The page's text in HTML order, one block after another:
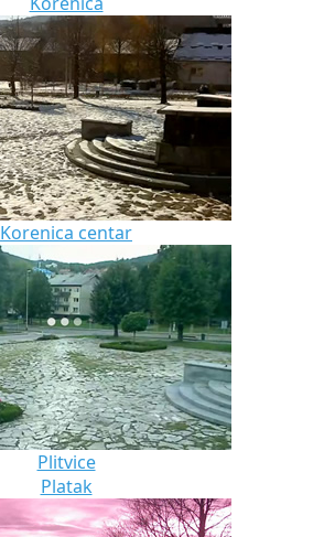
Korenica centar
Plitvice
Platak